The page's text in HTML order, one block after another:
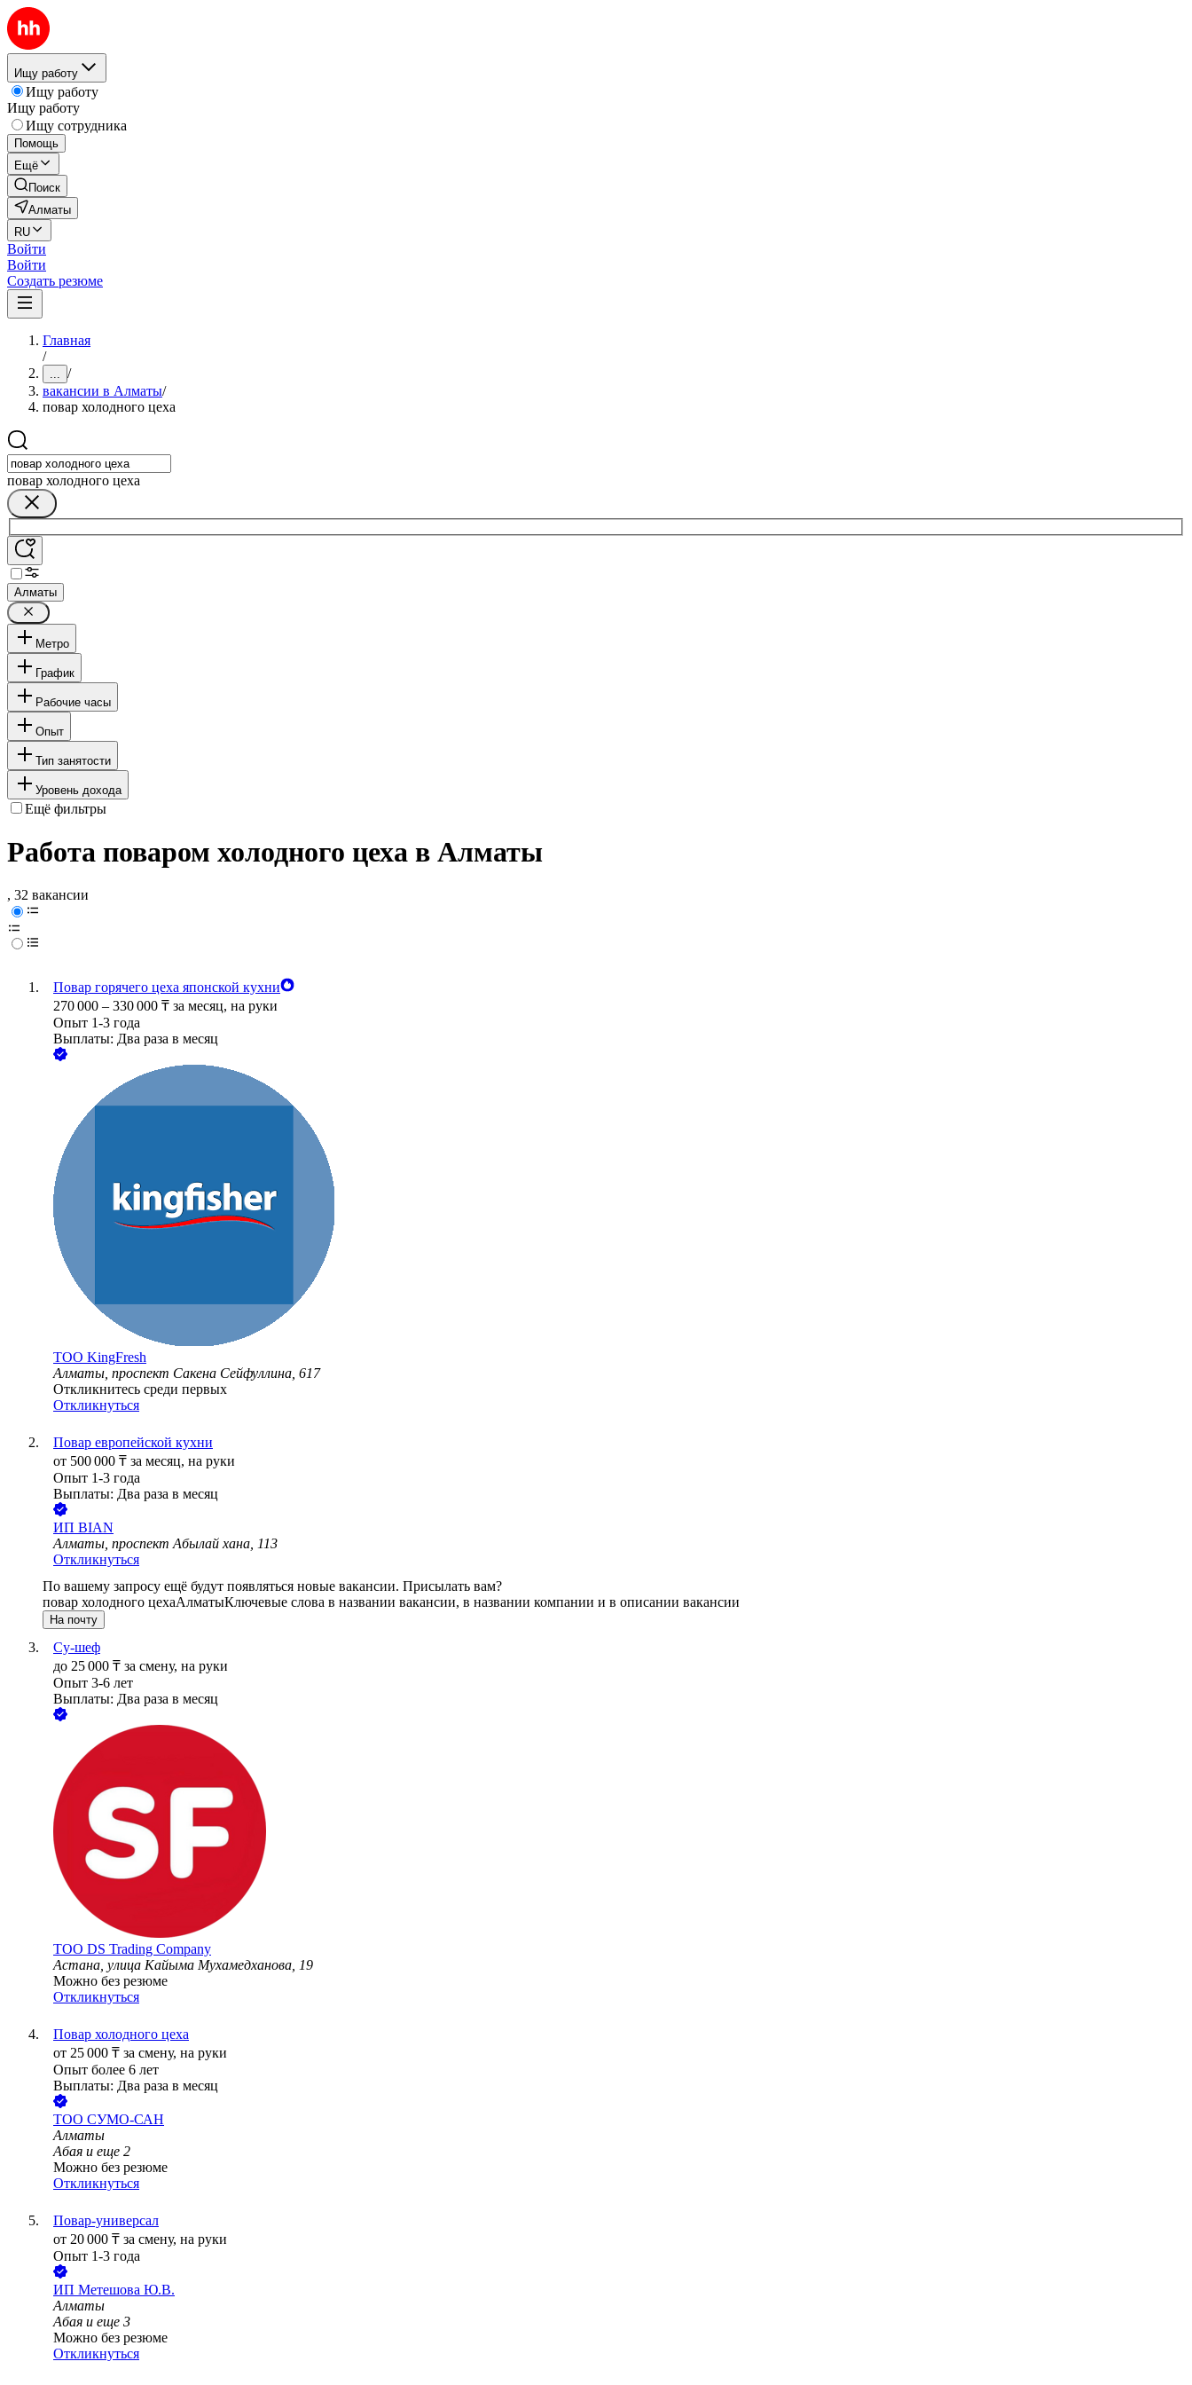
Ищу работу
Ищу работу
Ищу работу
Ищу сотрудника
Помощь
Ещё
Поиск
Алматы
RU
Войти
Войти
Создать резюме
Главная
/
... /
вакансии в Алматы/
повар холодного цеха
повар холодного цеха
Алматы
Метро
График
Рабочие часы
Опыт
Тип занятости
Уровень дохода
Ещё фильтры
Работа поваром холодного цеха в Алматы
, 32 вакансии
Повар горячего цеха японской кухни
270 000 – 330 000 ₸ за месяц, на руки
Опыт 1-3 года
Выплаты: Два раза в месяц
ТОО KingFresh
Алматы, проспект Сакена Сейфуллина, 617
Откликнитесь среди первых
Откликнуться
Повар европейской кухни
от 500 000 ₸ за месяц, на руки
Опыт 1-3 года
Выплаты: Два раза в месяц
ИП BIAN
Алматы, проспект Абылай хана, 113
Откликнуться
По вашему запросу ещё будут появляться новые вакансии. Присылать вам?
повар холодного цехаАлматыКлючевые слова в названии вакансии, в названии компании и в описании вакансии
На почту
Су-шеф
до 25 000 ₸ за смену, на руки
Опыт 3-6 лет
Выплаты: Два раза в месяц
ТОО DS Trading Company
Астана, улица Кайыма Мухамедханова, 19
Можно без резюме
Откликнуться
Повар холодного цеха
от 25 000 ₸ за смену, на руки
Опыт более 6 лет
Выплаты: Два раза в месяц
ТОО СУМО-САН
Алматы
Абая и еще 2
Можно без резюме
Откликнуться
Повар-универсал
от 20 000 ₸ за смену, на руки
Опыт 1-3 года
ИП Метешова Ю.В.
Алматы
Абая и еще 3
Можно без резюме
Откликнуться